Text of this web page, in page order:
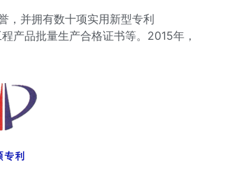
，并拥有数十项实用新型专利
产品批量生产合格证书等。2015年，